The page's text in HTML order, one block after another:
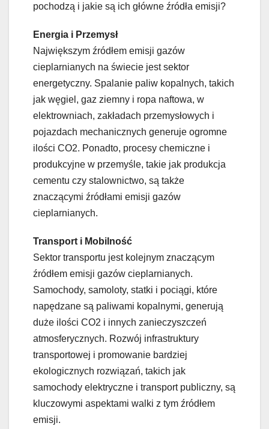
pochodzą i jakie są ich główne źródła emisji?
Energia i Przemysł
Największym źródłem emisji gazów
cieplarnianych na świecie jest sektor
energetyczny. Spalanie paliw kopalnych, takich
jak węgiel, gaz ziemny i ropa naftowa, w
elektrowniach, zakładach przemysłowych i
pojazdach mechanicznych generuje ogromne
ilości CO2. Ponadto, procesy chemiczne i
produkcyjne w przemyśle, takie jak produkcja
cementu czy stalownictwo, są także
znaczącymi źródłami emisji gazów
cieplarnianych.
Transport i Mobilność
Sektor transportu jest kolejnym znaczącym
źródłem emisji gazów cieplarnianych.
Samochody, samoloty, statki i pociągi, które
napędzane są paliwami kopalnymi, generują
duże ilości CO2 i innych zanieczyszczeń
atmosferycznych. Rozwój infrastruktury
transportowej i promowanie bardziej
ekologicznych rozwiązań, takich jak
samochody elektryczne i transport publiczny, są
kluczowymi aspektami walki z tym źródłem
emisji.